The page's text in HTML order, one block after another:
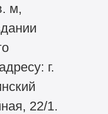
м,
г.
22/1.